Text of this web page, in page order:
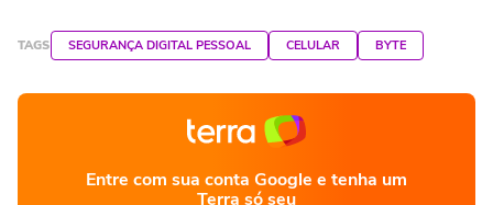
TAGS SEGURANÇA DIGITAL PESSOAL CELULAR BYTE
Entre com sua conta Google e tenha um
Terra só seu